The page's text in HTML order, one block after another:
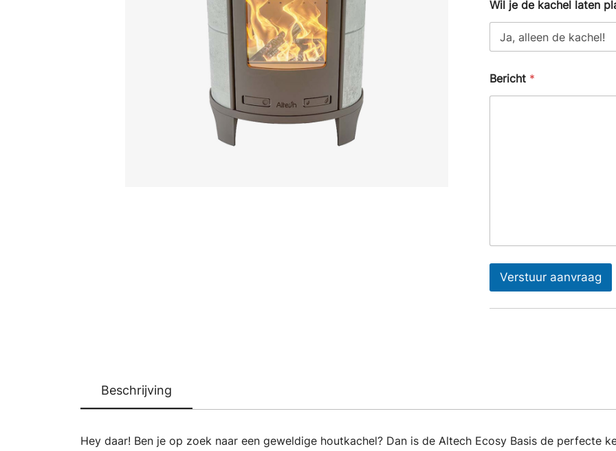
Wil je de kachel laten
Bericht *
Verstuur aanvraag
Beschrijving
Hey daar! Ben je op zoek naar een geweldige houtkachel? Dan is de Altech Ecosy Basis de perfecte